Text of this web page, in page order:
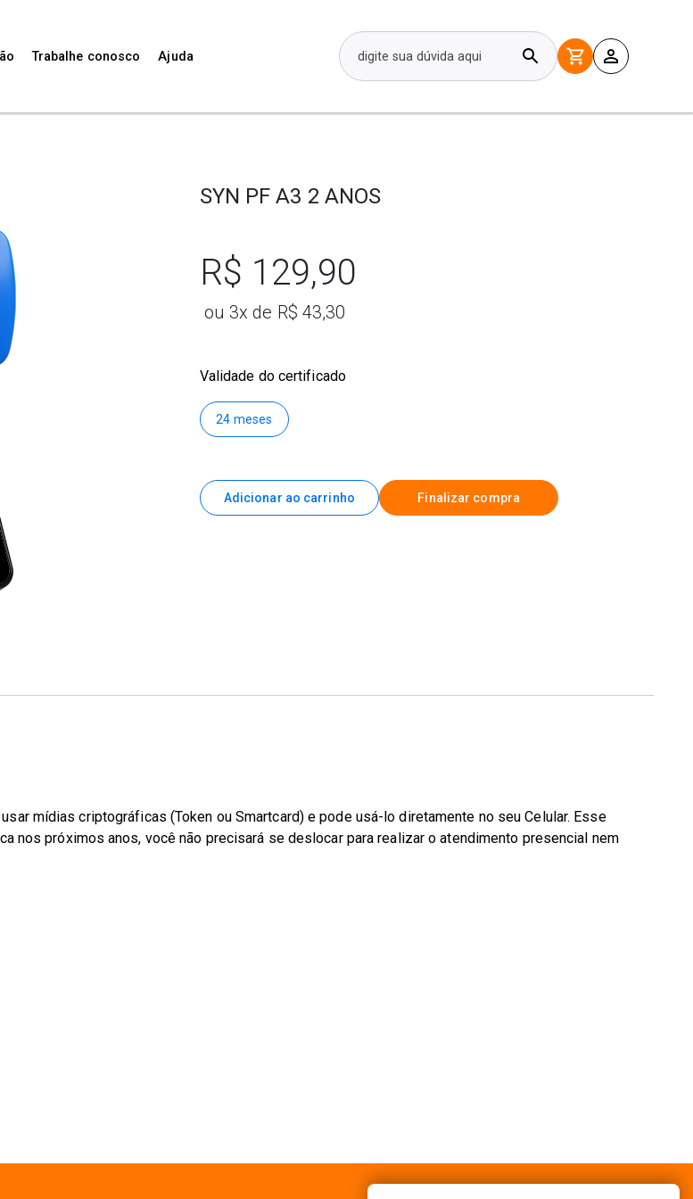
Trabalhe conosco Ajuda
SYN PF A3 2 ANOS
R$ 129,90
ou 3x de R$ 43,30
Validade do certificado
24 meses
Adicionar ao carrinho
mídias criptográficas (Token ou Smartcard) e pode usá-lo diretamente no seu Celular. Esse
próximos anos, você não precisará se deslocar para realizar o atendimento presencial nem